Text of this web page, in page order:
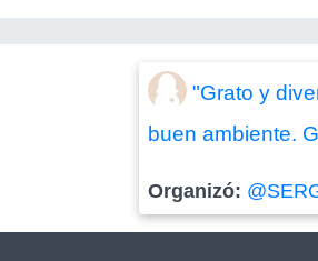
"Grato y
buen ambiente.
Organizó: